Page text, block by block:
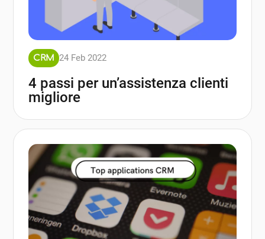
CRM 24 Feb 2022
4 passi per un’assistenza clienti
migliore